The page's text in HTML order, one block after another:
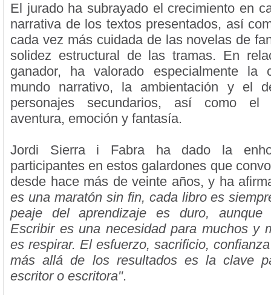
El jurado ha subrayado el crecimiento en
narrativa de los textos presentados, así
cada vez más cuidada de las novelas de
solidez estructural de las tramas. En
ganador, ha valorado especialmente la
mundo narrativo, la ambientación y el
personajes secundarios, así como el
aventura, emoción y fantasía.
Jordi Sierra i Fabra ha dado la
participantes en estos galardones que
desde hace más de veinte años, y ha
es una maratón sin fin, cada libro es
peaje del aprendizaje es duro, aunque
Escribir es una necesidad para muchos y
es respirar. El esfuerzo, sacrificio,
más allá de los resultados es la clave
escritor o escritora".